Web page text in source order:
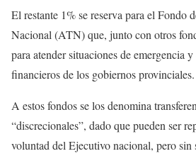
El restante 1% se reserva para el Fondo
Nacional (ATN) que, junto con otros
para atender situaciones de emergencia
financieros de los gobiernos provinciales.
A estos fondos se los denomina
“discrecionales”, dado que pueden ser
voluntad del Ejecutivo nacional, pero